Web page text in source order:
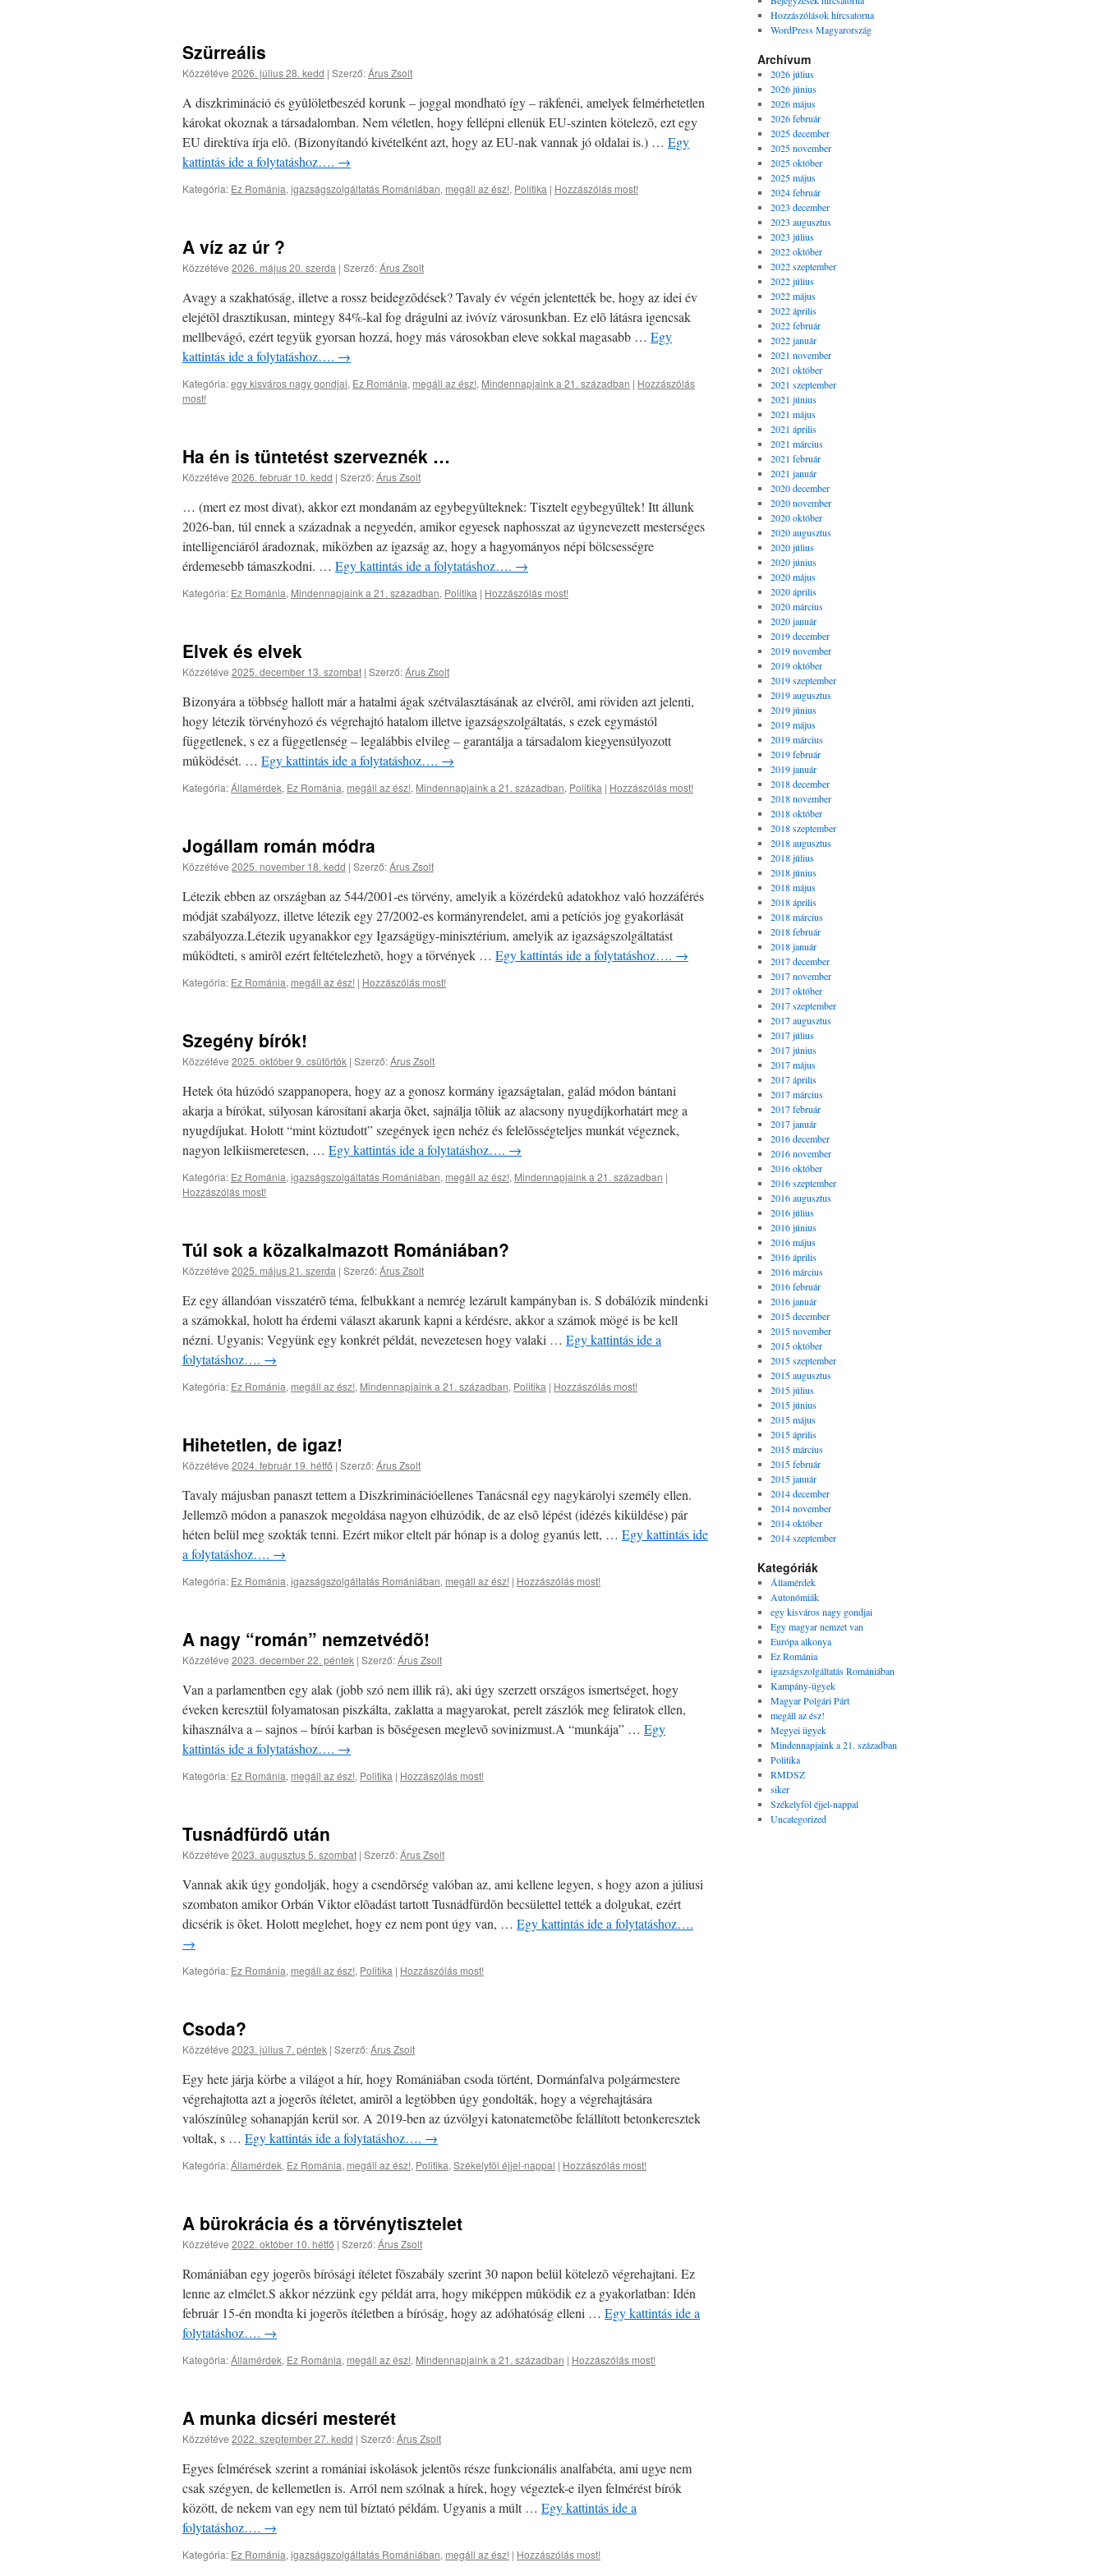
Szürreális
Közzétéve 2026. július 28. kedd | Szerző:Árus Zsolt
A diszkrimináció és gyûlöletbeszéd korunk – joggal mondható így – rákfenéi, amelyek felmérhetetlen
károkat okoznak a társadalomban. Nem véletlen, hogy fellépni ellenük EU-szinten kötelezõ, ezt egy
EU direktíva írja elõ. (Bizonyítandó kivételként azt, hogy az EU-nak vannak jó oldalai is.) … Egy
kattintás ide a folytatáshoz…. →
Kategória: Ez Románia, igazságszolgáltatás Romániában, megáll az ész!, Politika | Hozzászólás most!
A víz az úr ?
Közzétéve 2026. május 20. szerda | Szerző:Árus Zsolt
Avagy a szakhatóság, illetve a rossz beidegzõdések? Tavaly év végén jelentették be, hogy az idei év
elejétõl drasztikusan, mintegy 84%-kal fog drágulni az ivóvíz városunkban. Ez elõ látásra igencsak
mellbevágó, ezért tegyük gyorsan hozzá, hogy más városokban eleve sokkal magasabb … Egy
kattintás ide a folytatáshoz…. →
Kategória:egy kisváros nagy gondjai, Ez Románia, megáll az ész!, Mindennapjaink a 21. században | Hozzászólás
most!
Ha én is tüntetést szerveznék …
Közzétéve 2026. február 10. kedd | Szerző:Árus Zsolt
… (mert ez most divat), akkor ezt mondanám az egybegyûlteknek: Tisztelt egybegyűltek! Itt állunk
2026-ban, túl ennek a századnak a negyedén, amikor egyesek naphosszat az úgynevezett mesterséges
intelligenciáról áradoznak, miközben az igazság az, hogy a hagyományos népi bölcsességre
érdemesebb támaszkodni. … Egy kattintás ide a folytatáshoz…. →
Kategória: Ez Románia, Mindennapjaink a 21. században, Politika | Hozzászólás most!
Elvek és elvek
Közzétéve 2025. december 13. szombat | Szerző:Árus Zsolt
Bizonyára a többség hallott már a hatalmi ágak szétválasztásának az elvérõl, ami röviden azt jelenti,
hogy létezik törvényhozó és végrehajtó hatalom illetve igazságszolgáltatás, s ezek egymástól
függetlenek, s ez a függetlenség – legalábbis elvileg – garantálja a társadalom kiegyensúlyozott
mûködését. … Egy kattintás ide a folytatáshoz…. →
Kategória:Államérdek, Ez Románia, megáll az ész!, Mindennapjaink a 21. században, Politika | Hozzászólás most!
Jogállam román módra
Közzétéve 2025. november 18. kedd | Szerző:Árus Zsolt
Létezik ebben az országban az 544/2001-es törvény, amelyik a közérdekû adatokhoz való hozzáférés
módját szabályozz, illetve létezik egy 27/2002-es kormányrendelet, ami a petíciós jog gyakorlását
szabályozza.Létezik ugyanakkor egy Igazságügy-minisztérium, amelyik az igazságszolgáltatást
mûködteti, s amirõl ezért feltételezhetõ, hogy a törvények … Egy kattintás ide a folytatáshoz…. →
Kategória: Ez Románia, megáll az ész! | Hozzászólás most!
Szegény bírók!
Közzétéve 2025. október 9. csütörtök | Szerző:Árus Zsolt
Hetek óta húzódó szappanopera, hogy az a gonosz kormány igazságtalan, galád módon bántani
akarja a bírókat, súlyosan károsítani akarja õket, sajnálja tõlük az alacsony nyugdíjkorhatárt meg a
nyugdíjukat. Holott “mint köztudott” szegények igen nehéz és felelõsségteljes munkát végeznek,
nagyon lelkiismeretesen, … Egy kattintás ide a folytatáshoz…. →
Kategória: Ez Románia, igazságszolgáltatás Romániában, megáll az ész!, Mindennapjaink a 21. században |
Hozzászólás most!
Túl sok a közalkalmazott Romániában?
Közzétéve 2025. május 21. szerda | Szerző:Árus Zsolt
Ez egy állandóan visszatérõ téma, felbukkant a nemrég lezárult kampányban is. S dobálózik mindenki
a számokkal, holott ha érdemi választ akarunk kapni a kérdésre, akkor a számok mögé is be kell
nézni. Ugyanis: Vegyünk egy konkrét példát, nevezetesen hogy valaki … Egy kattintás ide a
folytatáshoz…. →
Kategória: Ez Románia, megáll az ész!, Mindennapjaink a 21. században, Politika | Hozzászólás most!
Hihetetlen, de igaz!
Közzétéve 2024. február 19. hétfő | Szerző:Árus Zsolt
Tavaly májusban panaszt tettem a Diszkriminációellenes Tanácsnál egy nagykárolyi személy ellen.
Jellemzõ módon a panaszok megoldása nagyon elhúzódik, de az elsõ lépést (idézés kiküldése) pár
héten belül meg szokták tenni. Ezért mikor eltelt pár hónap is a dolog gyanús lett, … Egy kattintás ide
a folytatáshoz…. →
Kategória: Ez Románia, igazságszolgáltatás Romániában, megáll az ész! | Hozzászólás most!
A nagy “román” nemzetvédõ!
Közzétéve 2023. december 22. péntek | Szerző:Árus Zsolt
Van a parlamentben egy alak (jobb szó nem illik rá), aki úgy szerzett országos ismertséget, hogy
éveken keresztül folyamatosan piszkálta, zaklatta a magyarokat, perelt zászlók meg feliratok ellen,
kihasználva a – sajnos – bírói karban is bõségesen meglevõ sovinizmust.A “munkája” … Egy
kattintás ide a folytatáshoz…. →
Kategória: Ez Románia, megáll az ész!, Politika | Hozzászólás most!
Tusnádfürdõ után
Közzétéve 2023. augusztus 5. szombat | Szerző:Árus Zsolt
Vannak akik úgy gondolják, hogy a csendõrség valóban az, ami kellene legyen, s hogy azon a júliusi
szombaton amikor Orbán Viktor elõadást tartott Tusnádfürdõn becsülettel tették a dolgukat, ezért
dicsérik is õket. Holott meglehet, hogy ez nem pont úgy van, … Egy kattintás ide a folytatáshoz….
→
Kategória: Ez Románia, megáll az ész!, Politika | Hozzászólás most!
Csoda?
Közzétéve 2023. július 7. péntek | Szerző:Árus Zsolt
Egy hete járja körbe a világot a hír, hogy Romániában csoda történt, Dormánfalva polgármestere
végrehajtotta azt a jogerõs ítéletet, amirõl a legtöbben úgy gondolták, hogy a végrehajtására
valószínûleg sohanapján kerül sor. A 2019-ben az úzvölgyi katonatemetõbe felállított betonkeresztek
voltak, s … Egy kattintás ide a folytatáshoz…. →
Kategória:Államérdek, Ez Románia, megáll az ész!, Politika, Székelyföl éjjel-nappal | Hozzászólás most!
A bürokrácia és a törvénytisztelet
Közzétéve 2022. október 10. hétfő | Szerző:Árus Zsolt
Romániában egy jogerõs bírósági ítéletet fõszabály szerint 30 napon belül kötelezõ végrehajtani. Ez
lenne az elmélet.S akkor nézzünk egy példát arra, hogy miképpen mûködik ez a gyakorlatban: Idén
február 15-én mondta ki jogerõs ítéletben a bíróság, hogy az adóhatóság elleni … Egy kattintás ide a
folytatáshoz…. →
Kategória:Államérdek, Ez Románia, megáll az ész!, Mindennapjaink a 21. században | Hozzászólás most!
A munka dicséri mesterét
Közzétéve 2022. szeptember 27. kedd | Szerző:Árus Zsolt
Egyes felmérések szerint a romániai iskolások jelentõs része funkcionális analfabéta, ami ugye nem
csak szégyen, de kellemetlen is. Arról nem szólnak a hírek, hogy végeztek-e ilyen felmérést bírók
között, de nekem van egy nem túl bíztató példám. Ugyanis a múlt … Egy kattintás ide a
folytatáshoz…. →
Kategória: Ez Románia, igazságszolgáltatás Romániában, megáll az ész! | Hozzászólás most!
Hozzászólások hírcsatorna
WordPress Magyarország
Archívum
2026 július
2026 június
2026 május
2026 február
2025 december
2025 november
2025 október
2025 május
2024 február
2023 december
2023 augusztus
2023 július
2022 október
2022 szeptember
2022 július
2022 május
2022 április
2022 február
2022 január
2021 november
2021 október
2021 szeptember
2021 június
2021 május
2021 április
2021 március
2021 február
2021 január
2020 december
2020 november
2020 október
2020 augusztus
2020 július
2020 június
2020 május
2020 április
2020 március
2020 január
2019 december
2019 november
2019 október
2019 szeptember
2019 augusztus
2019 június
2019 május
2019 március
2019 február
2019 január
2018 december
2018 november
2018 október
2018 szeptember
2018 augusztus
2018 július
2018 június
2018 május
2018 április
2018 március
2018 február
2018 január
2017 december
2017 november
2017 október
2017 szeptember
2017 augusztus
2017 július
2017 június
2017 május
2017 április
2017 március
2017 február
2017 január
2016 december
2016 november
2016 október
2016 szeptember
2016 augusztus
2016 július
2016 június
2016 május
2016 április
2016 március
2016 február
2016 január
2015 december
2015 november
2015 október
2015 szeptember
2015 augusztus
2015 július
2015 június
2015 május
2015 április
2015 március
2015 február
2015 január
2014 december
2014 november
2014 október
2014 szeptember
Kategóriák
Államérdek
Autonómiák
egy kisváros nagy gondjai
Egy magyar nemzet van
Európa alkonya
Ez Románia
igazságszolgáltatás Romániában
Kampány-ügyek
Magyar Polgári Párt
megáll az ész!
Megyei ügyek
Mindennapjaink a 21. században
Politika
RMDSZ
siker
Székelyföl éjjel-nappal
Uncategorized